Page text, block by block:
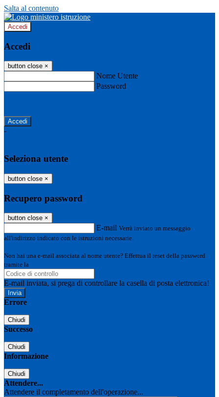
Salta al contenuto
Accedi
Accedi
button close ×
Nome Utente
Password
-
Seleziona utente
button close ×
Recupero password
button close ×
E-mail Verrà inviato un messaggio
all'indirizzo indicato con le istruzioni necessarie.
Non hai una e-mail associata al nome utente? Effettua il reset della password
tramite la
E-mail inviata, si prega di controllare la casella di posta elettronica!
Errore
Chiudi
Successo
Chiudi
Informazione
Chiudi
Attendere...
Attendere il completamento dell'operazione...